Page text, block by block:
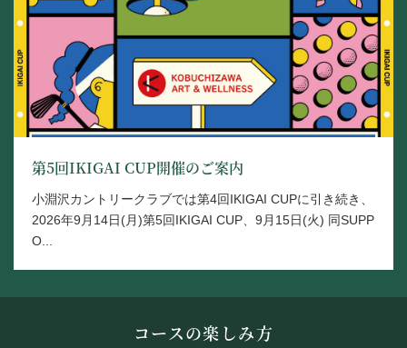
第5回IKIGAI CUP開催のご案内
小淵沢カントリークラブでは第4回IKIGAI CUPに引き続き、
2026年9月14日(月)第5回IKIGAI CUP、9月15日(火) 同SUPP
O...
コースの楽しみ方